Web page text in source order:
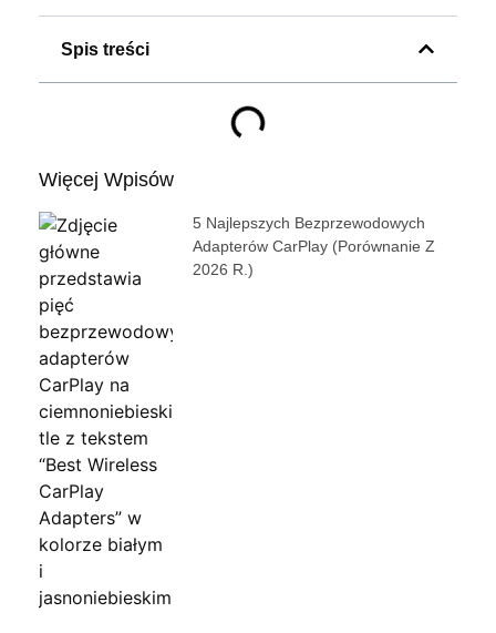
Spis treści
Więcej Wpisów
5 Najlepszych Bezprzewodowych
Adapterów CarPlay (porównanie Z
2026 R.)